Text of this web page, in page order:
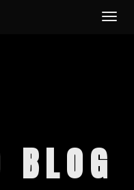
BLOG